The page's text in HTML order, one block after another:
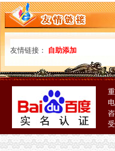
重庆谢家湾苹果6S分期付款有
联发科技：法律意见书_联发科
谢家湾办健康证的地方,在线等
重庆九龙坡区谢家湾长城宽带
重庆新办注册公司咨询等价比
第三届学术年会暨谢家湾小学
金科VISAR国际,黄杨路1号-
重庆市联发塑料科技股份有限
华润中心华润广场写字楼出租
我是朵力业主,有房产证但孩子
金科VISAR国际,黄杨路1号-重
友情链接： 自助添加
51La